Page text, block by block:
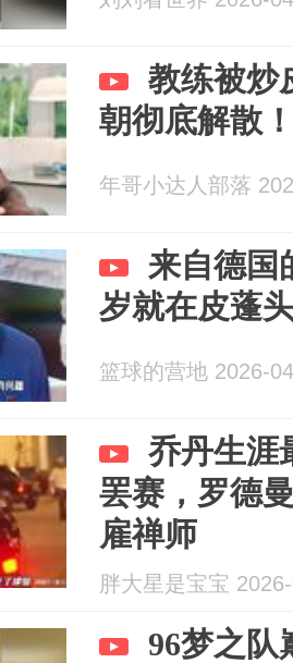
教练被炒
朝彻底解散
年哥小达人部落
来自德国
岁就在皮蓬
篮球的营地 2026-
乔丹生涯
罢赛，罗德
雇禅师
胖大星是宝宝
96梦之队